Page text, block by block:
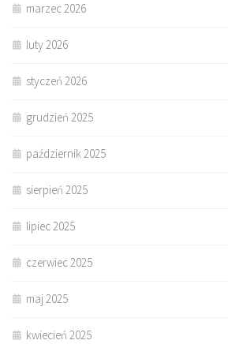
marzec 2026
luty 2026
styczeń 2026
grudzień 2025
październik 2025
sierpień 2025
lipiec 2025
czerwiec 2025
maj 2025
kwiecień 2025